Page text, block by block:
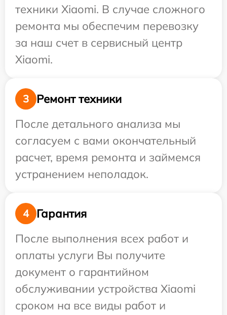
техники Xiaomi. В случае сложного
ремонта мы обеспечим перевозку
за наш счет в сервисный центр
Xiaomi.
3
Ремонт техники
После детального анализа мы
согласуем с вами окончательный
расчет, время ремонта и займемся
устранением неполадок.
4
Гарантия
После выполнения всех работ и
оплаты услуги Вы получите
документ о гарантийном
обслуживании устройства Xiaomi
сроком на все виды работ и